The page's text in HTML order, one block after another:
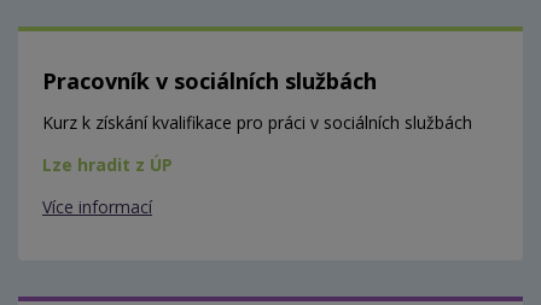
Pracovník v sociálních službách
Kurz k získání kvalifikace pro práci v sociálních službách
Lze hradit z ÚP
Více informací